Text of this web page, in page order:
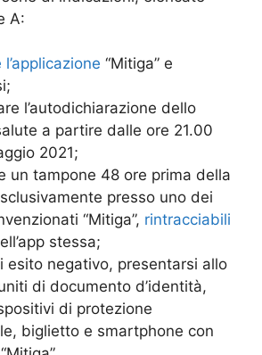
A:
“Mitiga” e
l’autodichiarazione dello
a partire dalle ore 21.00
2021;
un tampone 48 ore prima della
presso uno dei
“Mitiga”, rintracciabili
stessa;
esito negativo, presentarsi allo
di documento d’identità,
di protezione
biglietto e smartphone con